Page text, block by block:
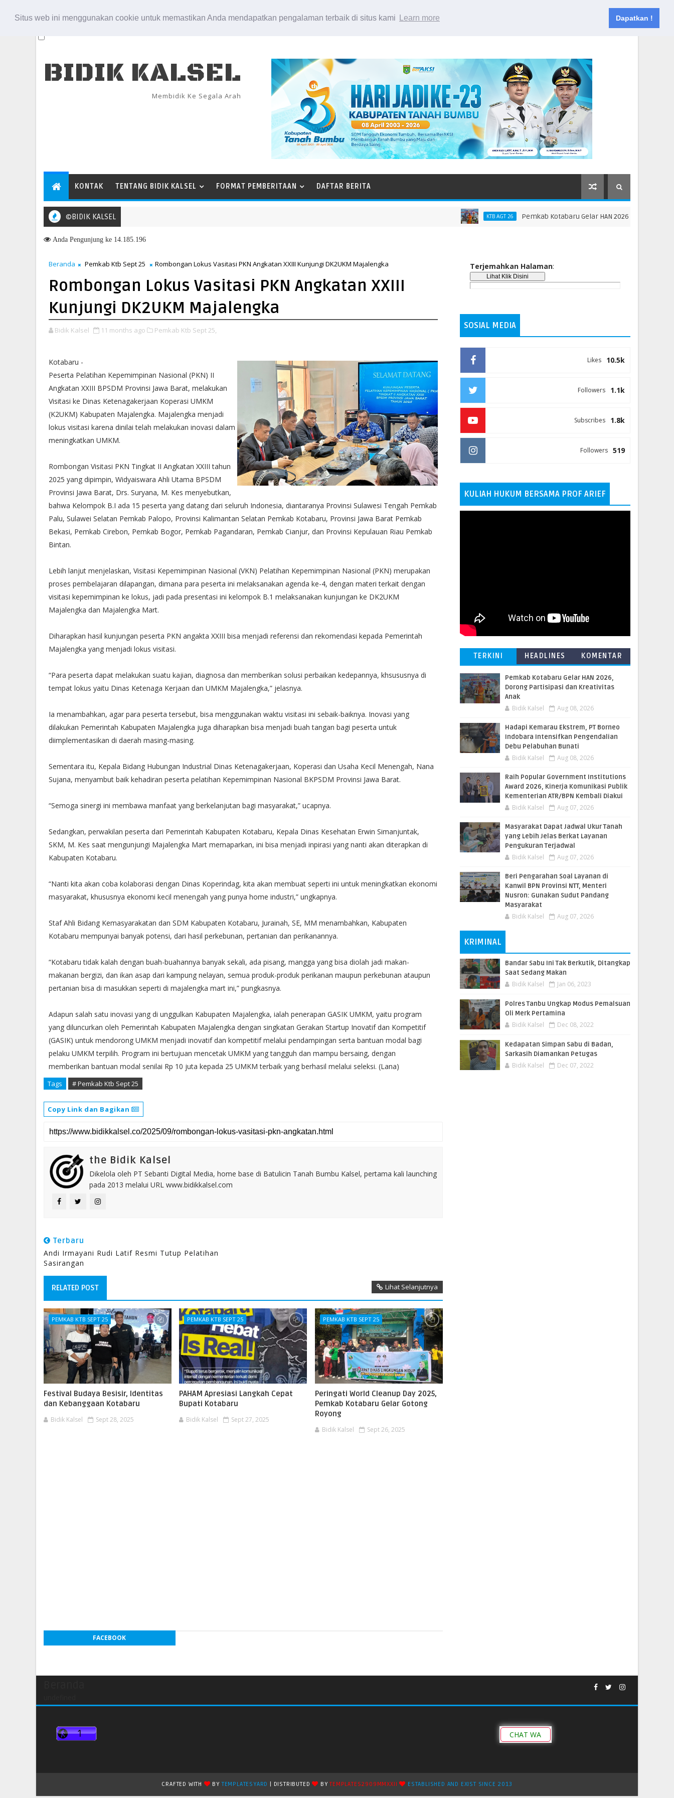
Situs web ini menggunakan cookie untuk memastikan Anda mendapatkan pengalaman terbaik di situs kami Learn more Dapatkan !
Kontak
BIDIK KALSEL
Membidik Ke Segala Arah
KONTAK TENTANG BIDIK KALSEL FORMAT PEMBERITAAN DAFTAR BERITA
©BIDIK KALSEL KTB AGT 26 Pemkab Kotabaru Gelar HAN 2026, Dorong Partisipasi
Soal Layanan di Kanwil BPN Provinsi NTT, Menteri Nusron: Gunakan Sudut Pandang Masyarakat
Anda Pengunjung ke 14.185.196
Beranda Pemkab Ktb Sept 25 Rombongan Lokus Vasitasi PKN Angkatan XXIII Kunjungi DK2UKM Majalengka
Rombongan Lokus Vasitasi PKN Angkatan XXIII
Kunjungi DK2UKM Majalengka
Bidik Kalsel 11 months ago Pemkab Ktb Sept 25,
Kotabaru -
Peserta Pelatihan Kepemimpinan Nasional (PKN) II
Angkatan XXIII BPSDM Provinsi Jawa Barat, melakukan
Visitasi ke Dinas Ketenagakerjaan Koperasi UMKM
(K2UKM) Kabupaten Majalengka. Majalengka menjadi
lokus visitasi karena dinilai telah melakukan inovasi dalam
meningkatkan UMKM.
Rombongan Visitasi PKN Tingkat II Angkatan XXIII tahun
2025 yang dipimpin, Widyaiswara Ahli Utama BPSDM
Provinsi Jawa Barat, Drs. Suryana, M. Kes menyebutkan,
bahwa Kelompok B.I ada 15 peserta yang datang dari seluruh Indonesia, diantaranya Provinsi Sulawesi Tengah Pemkab
Palu, Sulawei Selatan Pemkab Palopo, Provinsi Kalimantan Selatan Pemkab Kotabaru, Provinsi Jawa Barat Pemkab
Bekasi, Pemkab Cirebon, Pemkab Bogor, Pemkab Pagandaran, Pemkab Cianjur, dan Provinsi Kepulauan Riau Pemkab
Bintan.
Lebih lanjut menjelaskan, Visitasi Kepemimpinan Nasional (VKN) Pelatihan Kepemimpinan Nasional (PKN) merupakan
proses pembelajaran dilapangan, dimana para peserta ini melaksanakan agenda ke-4, dengan materi terkait dengan
visitasi kepemimpinan ke lokus, jadi pada presentasi ini kelompok B.1 melaksanakan kunjungan ke DK2UKM
Majalengka dan Majalengka Mart.
Diharapkan hasil kunjungan peserta PKN angakta XXIII bisa menjadi referensi dan rekomendasi kepada Pemerintah
Majalengka yang menjadi lokus visitasi.
“Para peserta dapat melakukan suatu kajian, diagnosa dan memberikan solusi perbaikan kedepannya, khsususnya di
tempat lokus yaitu Dinas Ketenaga Kerjaan dan UMKM Majalengka,” jelasnya.
Ia menambahkan, agar para peserta tersebut, bisa menggunakan waktu visitasi ini sebaik-baiknya. Inovasi yang
dilakukan Pemerintah Kabupaten Majalengka juga diharapkan bisa menjadi buah tangan bagi peserta untuk
diimplementasikan di daerah masing-masing.
Sementara itu, Kepala Bidang Hubungan Industrial Dinas Ketenagakerjaan, Koperasi dan Usaha Kecil Menengah, Nana
Sujana, menyambut baik kehadiran peserta pelatihan Kepemimpinan Nasional BKPSDM Provinsi Jawa Barat.
“Semoga sinergi ini membawa manfaat yang berkelanjutan bagi masyarakat,” ucapnya.
Sedangkan, perwakilan peserta dari Pemerintah Kabupaten Kotabaru, Kepala Dinas Kesehatan Erwin Simanjuntak,
SKM, M. Kes saat mengunjungi Majalengka Mart memaparkan, ini bisa menjadi inpirasi yang nanti akan diterapkan di
Kabupaten Kotabaru.
“Nanti kita akan coba kolaborasi dengan Dinas Koperindag, kita akan membuat seperti ini untuk meningkatkan ekonomi
masyarakat, khususnya ekonomi kecil menengah yang punya home industri,” ungkapnya.
Staf Ahli Bidang Kemasyarakatan dan SDM Kabupaten Kotabaru, Jurainah, SE, MM menambahkan, Kabupaten
Kotabaru mempunyai banyak potensi, dari hasil perkebunan, pertanian dan perikanannya.
“Kotabaru tidak kalah dengan buah-buahannya banyak sekali, ada pisang, mangga yang bisa diolah jadi makan-
makanan bergizi, dan ikan asap dari kampung nelayan, semua produk-produk perikanan maupun perkebunan ataupun
pertanian bisa di masukkan seperti di majalengka mart ini,” pungkasnya.
Adapun salah satu inovasi yang di unggulkan Kabupaten Majalengka, ialah penerapan GASIK UMKM, yaitu program
yang diluncurkan oleh Pemerintah Kabupaten Majalengka dengan singkatan Gerakan Startup Inovatif dan Kompetitif
(GASIK) untuk mendorong UMKM menjadi inovatif dan kompetitif melalui pendampingan serta bantuan modal bagi
pelaku UMKM terpilih. Program ini bertujuan mencetak UMKM yang tangguh dan mampu bersaing, dengan
memberikan bantuan modal senilai Rp 10 juta kepada 25 UMKM terbaik yang berhasil melalui seleksi. (Lana)
Tags # Pemkab Ktb Sept 25
Copy Link dan Bagikan
the Bidik Kalsel
Dikelola oleh PT Sebanti Digital Media, home base di Batulicin Tanah Bumbu Kalsel, pertama kali launching
pada 2013 melalui URL www.bidikkalsel.com
Terbaru
Andi Irmayani Rudi Latif Resmi Tutup Pelatihan
Sasirangan
RELATED POST Lihat Selanjutnya
PEMKAB KTB SEPT 25
Festival Budaya Besisir, Identitas
dan Kebanggaan Kotabaru
Bidik Kalsel Sept 28, 2025
PEMKAB KTB SEPT 25
PAHAM Apresiasi Langkah Cepat
Bupati Kotabaru
Bidik Kalsel Sept 27, 2025
PEMKAB KTB SEPT 25
Peringati World Cleanup Day 2025,
Pemkab Kotabaru Gelar Gotong
Royong
Bidik Kalsel Sept 26, 2025
FACEBOOK
Terjemahkan Halaman:
SOSIAL MEDIA
10.5k
Likes
1.1k
Followers
1.8k
Subscribes
519
Followers
KULIAH HUKUM BERSAMA PROF ARIEF
TERKINI HEADLINES KOMENTAR
Pemkab Kotabaru Gelar HAN 2026,
Dorong Partisipasi dan Kreativitas
Anak
Bidik Kalsel Aug 08, 2026
​Hadapi Kemarau Ekstrem, PT Borneo
Indobara Intensifkan Pengendalian
Debu Pelabuhan Bunati
Bidik Kalsel Aug 08, 2026
Raih Popular Government Institutions
Award 2026, Kinerja Komunikasi Publik
Kementerian ATR/BPN Kembali Diakui
Bidik Kalsel Aug 07, 2026
Masyarakat Dapat Jadwal Ukur Tanah
yang Lebih Jelas Berkat Layanan
Pengukuran Terjadwal
Bidik Kalsel Aug 07, 2026
Beri Pengarahan Soal Layanan di
Kanwil BPN Provinsi NTT, Menteri
Nusron: Gunakan Sudut Pandang
Masyarakat
Bidik Kalsel Aug 07, 2026
KRIMINAL
Bandar Sabu Ini Tak Berkutik, Ditangkap
Saat Sedang Makan
Bidik Kalsel Jan 06, 2023
Polres Tanbu Ungkap Modus Pemalsuan
Oli Merk Pertamina
Bidik Kalsel Dec 08, 2022
Kedapatan Simpan Sabu di Badan,
Sarkasih Diamankan Petugas
Bidik Kalsel Dec 07, 2022
CHAT WA
CRAFTED WITH BYTEMPLATESYARD | DISTRIBUTED BYTEMPLATES2909MMXXII ESTABLISHED AND EXIST SINCE 2013